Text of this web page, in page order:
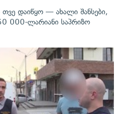
დაიწყო — ახალი შანსები,
000-ლარიანი საპრიზო